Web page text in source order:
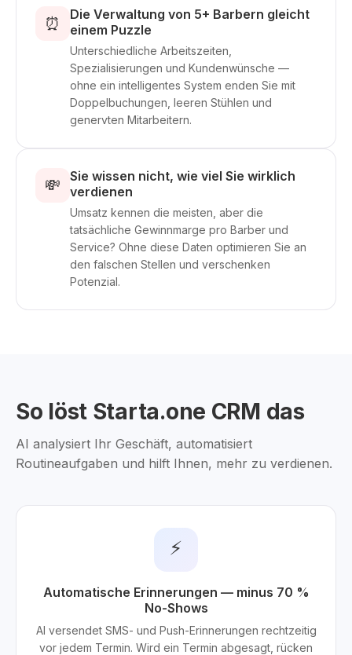
⏰
Die Verwaltung von 5+ Barbern gleicht
einem Puzzle
Unterschiedliche Arbeitszeiten,
Spezialisierungen und Kundenwünsche —
ohne ein intelligentes System enden Sie mit
Doppelbuchungen, leeren Stühlen und
genervten Mitarbeitern.
💸
Sie wissen nicht, wie viel Sie wirklich
verdienen
Umsatz kennen die meisten, aber die
tatsächliche Gewinnmarge pro Barber und
Service? Ohne diese Daten optimieren Sie an
den falschen Stellen und verschenken
Potenzial.
So löst Starta.one CRM das
AI analysiert Ihr Geschäft, automatisiert
Routineaufgaben und hilft Ihnen, mehr zu verdienen.
⚡
Automatische Erinnerungen — minus 70 %
No-Shows
AI versendet SMS- und Push-Erinnerungen rechtzeitig
vor jedem Termin. Wird ein Termin abgesagt, rücken